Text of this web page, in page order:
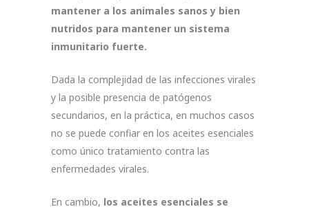
mantener a los animales sanos y bien
nutridos para mantener un sistema
inmunitario fuerte.
Dada la complejidad de las infecciones virales
y la posible presencia de patógenos
secundarios, en la práctica, en muchos casos
no se puede confiar en los aceites esenciales
como único tratamiento contra las
enfermedades virales.
En cambio, los aceites esenciales se